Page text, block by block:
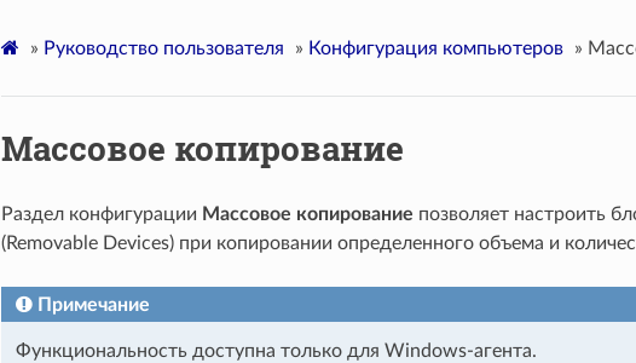
» Руководство пользователя » Конфигурация компьютеров »
Массовое копирование
Раздел конфигурации Массовое копирование позволяет настроить
(Removable Devices) при копировании определенного объема и
Примечание
Функциональность доступна только для Windows-агента.